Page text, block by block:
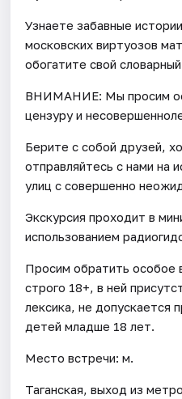
Узнаете забавные
московских виртуозов
обогатите свой
ВНИМАНИЕ: Мы просим
цензуру и
Берите с собой друзей,
отправляйтесь с нами на
улиц с совершенно
Экскурсия проходит в
использованием
Просим обратить особое
строго 18+, в ней
лексика, не допускается
детей младше 18 лет.
Место встречи: м.
Таганская, выход из